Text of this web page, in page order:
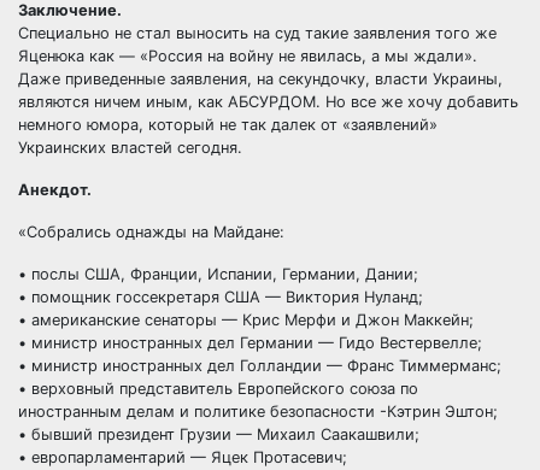
Заключение.
Специально не стал выносить на суд такие заявления того же
Яценюка как — «Россия на войну не явилась, а мы ждали».
Даже приведенные заявления, на секундочку, власти Украины,
являются ничем иным, как АБСУРДОМ. Но все же хочу добавить
немного юмора, который не так далек от «заявлений»
Украинских властей сегодня.
Анекдот.
«Собрались однажды на Майдане:
• послы США, Франции, Испании, Германии, Дании;
• помощник госсекретаря США — Виктория Нуланд;
• американские сенаторы — Крис Мерфи и Джон Маккейн;
• министр иностранных дел Германии — Гидо Вестервелле;
• министр иностранных дел Голландии — Франс Тиммерманс;
• верховный представитель Европейского союза по
иностранным делам и политике безопасности -Кэтрин Эштон;
• бывший президент Грузии — Михаил Саакашвили;
• европарламентарий — Яцек Протасевич;